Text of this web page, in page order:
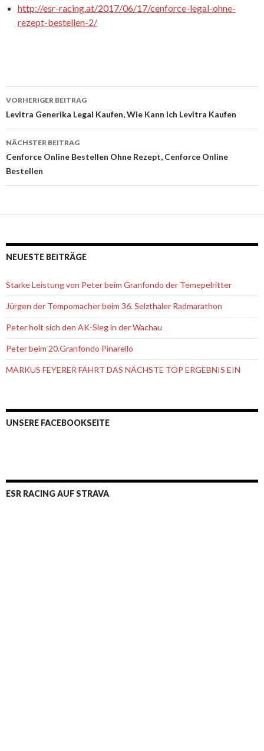
http://esr-racing.at/2017/06/17/cenforce-legal-ohne-
rezept-bestellen-2/
Beitrags-
Navigation
VORHERIGER BEITRAG
Levitra Generika Legal Kaufen, Wie Kann Ich Levitra Kaufen
NÄCHSTER BEITRAG
Cenforce Online Bestellen Ohne Rezept, Cenforce Online
Bestellen
NEUESTE BEITRÄGE
Starke Leistung von Peter beim Granfondo der Temepelritter
Jürgen der Tempomacher beim 36. Selzthaler Radmarathon
Peter holt sich den AK-Sieg in der Wachau
Peter beim 20.Granfondo Pinarello
MARKUS FEYERER FÄHRT DAS NÄCHSTE TOP ERGEBNIS EIN
UNSERE FACEBOOKSEITE
ESR RACING AUF STRAVA